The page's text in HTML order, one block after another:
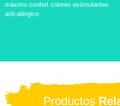
máximo confort colores estimulantes
anti-alérgico
Productos